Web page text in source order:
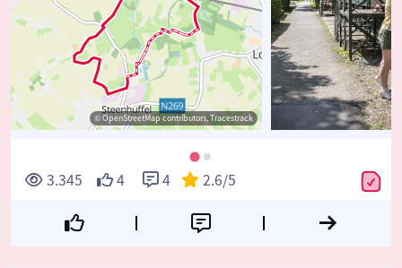
© OpenStreetMap contributors, Tracestrack
3.345 4 4 2.6/5